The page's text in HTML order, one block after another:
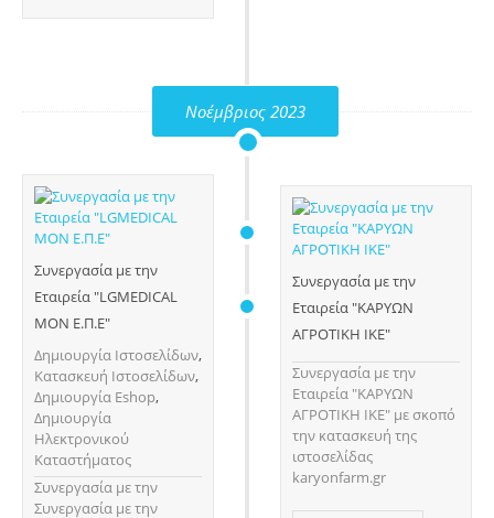
Νοέμβριος 2023
Συνεργασία με την
Εταιρεία "LGMEDICAL
ΜΟΝ Ε.Π.Ε"
Δημιουργία Ιστοσελίδων,
Κατασκευή Ιστοσελίδων,
Δημιουργία Eshop,
Δημιουργία
Ηλεκτρονικού
Καταστήματος
Συνεργασία με την
Συνεργασία με την
Συνεργασία με την
Εταιρεία "ΚΑΡΥΩΝ
ΑΓΡΟΤΙΚΗ ΙΚΕ"
Συνεργασία με την
Εταιρεία "ΚΑΡΥΩΝ
ΑΓΡΟΤΙΚΗ ΙΚΕ" με σκοπό
την κατασκευή της
ιστοσελίδας
karyonfarm.gr